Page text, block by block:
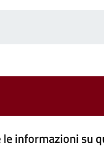
informazioni su